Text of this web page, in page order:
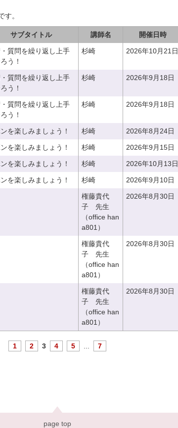
。
サブタイトル 講師名 開催日時
質問を繰り返し上手
う！
杉崎 2026年10月21日
質問を繰り返し上手
う！
杉崎 2026年9月18日
質問を繰り返し上手
う！
杉崎 2026年9月18日
を楽しみましょう！ 杉崎 2026年8月24日
を楽しみましょう！ 杉崎 2026年9月15日
を楽しみましょう！ 杉崎 2026年10月13日
を楽しみましょう！ 杉崎 2026年9月10日
権藤貴代
子 先生
（office han
a801）
2026年8月30日
権藤貴代
子 先生
（office han
a801）
2026年8月30日
権藤貴代
子 先生
（office han
a801）
2026年8月30日
1 2 3 4 5 7
page top